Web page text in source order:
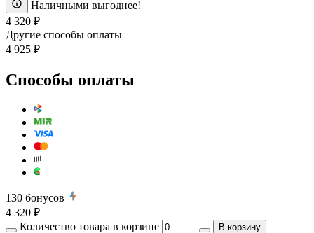
Наличными выгоднее!
4 320 ₽
Другие способы оплаты
4 925 ₽
Способы оплаты
130 бонусов
4 320 ₽
Количество товара в корзине
В корзину